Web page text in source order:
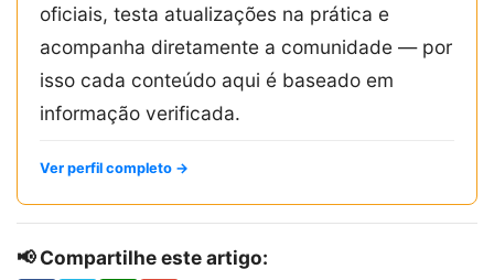
oficiais, testa atualizações na prática e
acompanha diretamente a comunidade — por
isso cada conteúdo aqui é baseado em
informação verificada.
Ver perfil completo →
📢 Compartilhe este artigo: